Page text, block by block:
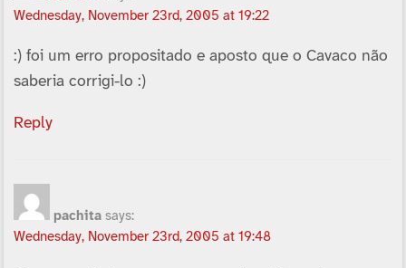
Wednesday, November 23rd, 2005 at 19:22
:) foi um erro propositado e aposto que o Cavaco não
saberia corrigi-lo :)
Reply
pachita says:
Wednesday, November 23rd, 2005 at 19:48